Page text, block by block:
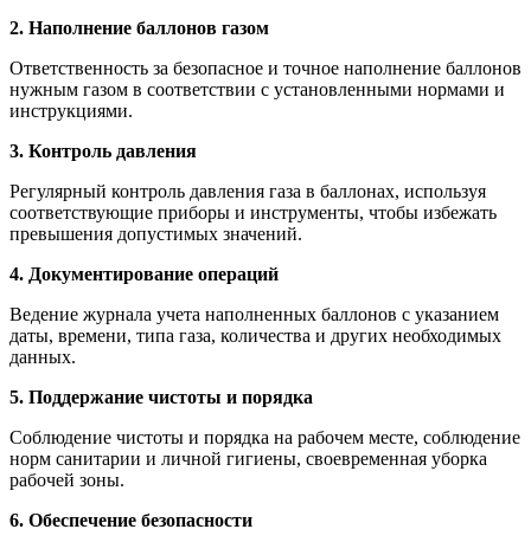
2. Наполнение баллонов газом
Ответственность за безопасное и точное наполнение баллонов
нужным газом в соответствии с установленными нормами и
инструкциями.
3. Контроль давления
Регулярный контроль давления газа в баллонах, используя
соответствующие приборы и инструменты, чтобы избежать
превышения допустимых значений.
4. Документирование операций
Ведение журнала учета наполненных баллонов с указанием
даты, времени, типа газа, количества и других необходимых
данных.
5. Поддержание чистоты и порядка
Соблюдение чистоты и порядка на рабочем месте, соблюдение
норм санитарии и личной гигиены, своевременная уборка
рабочей зоны.
6. Обеспечение безопасности